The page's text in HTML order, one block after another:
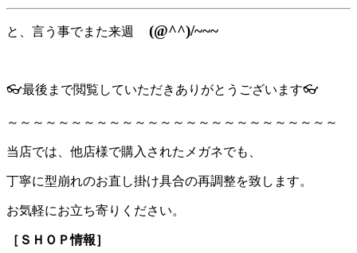
と、言う事でまた来週 (@^^)/~~~
👓最後まで閲覧していただきありがとうございます👓
～～～～～～～～～～～～～～～～～～～～～～～～～～
当店では、他店様で購入されたメガネでも、
丁寧に型崩れのお直し掛け具合の再調整を致します。
お気軽にお立ち寄りください。
［ＳＨＯＰ情報］